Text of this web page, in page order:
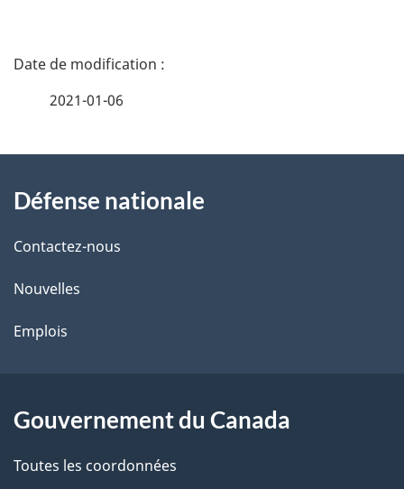
D
i
s
e
a
a
2021-01-06
propos
ce
Défense nationale
Contactez-nous
Nouvelles
Emplois
Gouvernement du Canada
Toutes les coordonnées